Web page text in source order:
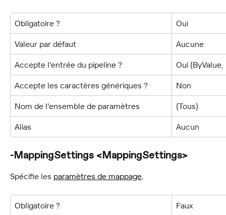
Obligatoire ? Oui
Valeur par défaut Aucune
Accepte l'entrée du pipeline ? Oui
Accepte les caractères génériques ? Non
Nom de l'ensemble de paramètres (Tous)
Alias Aucun
-MappingSettings <MappingSettings>
Spécifie les paramètres de mappage.
Obligatoire ? Faux